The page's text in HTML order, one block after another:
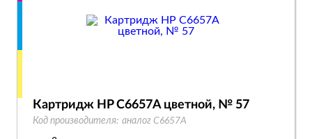
Картридж HP C6657A цветной, № 57
Код производителя: аналог C6657A